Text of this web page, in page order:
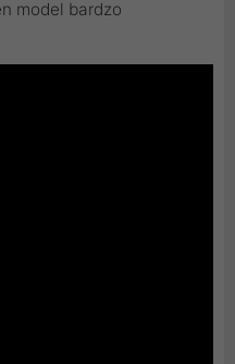
model bardzo